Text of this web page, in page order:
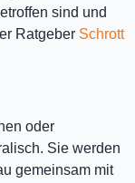
sind und
Ratgeber Schrott
oder
Sie werden
gemeinsam mit